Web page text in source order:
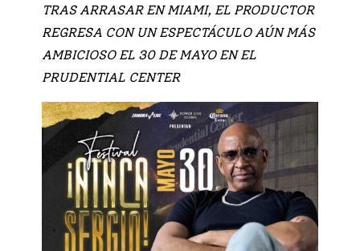
TRAS ARRASAR EN MIAMI, EL PRODUCTOR
REGRESA CON UN ESPECTÁCULO AÚN MÁS
AMBICIOSO EL 30 DE MAYO EN EL
PRUDENTIAL CENTER